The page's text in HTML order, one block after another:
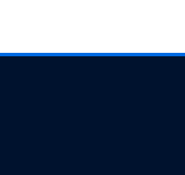
سيتي